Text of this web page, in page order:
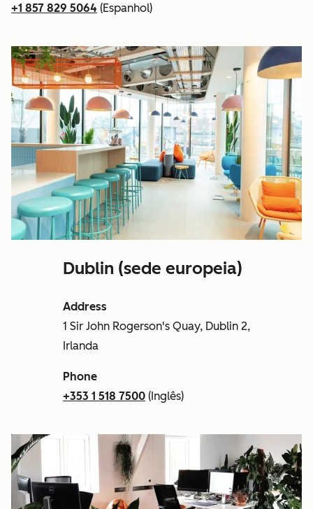
+1 857 829 5064 (Espanhol)
Dublin (sede europeia)
Address
1 Sir John Rogerson's Quay, Dublin 2,
Irlanda
Phone
+353 1 518 7500 (Inglês)